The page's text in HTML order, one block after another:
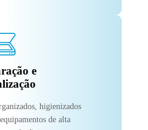
e
higienizados
de alta